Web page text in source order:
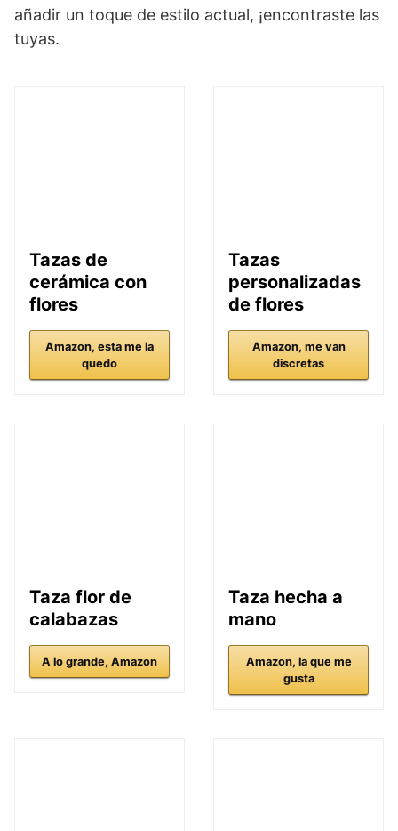
añadir un toque de estilo actual, ¡encontraste las
tuyas.
Tazas de
cerámica con
flores
Amazon, esta me la
quedo
Tazas
personalizadas
de flores
Amazon, me van
discretas
Taza flor de
calabazas
A lo grande, Amazon
Taza hecha a
mano
Amazon, la que me
gusta